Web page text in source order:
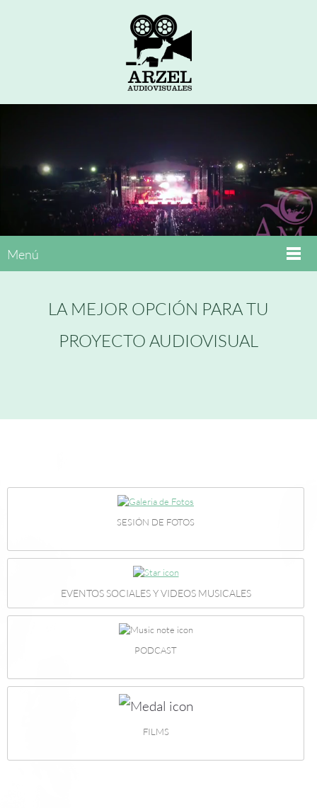
Menú
LA MEJOR OPCIÓN PARA TU
PROYECTO AUDIOVISUAL
SESIÓN DE FOTOS
EVENTOS SOCIALES Y VIDEOS MUSICALES
PODCAST
FILMS